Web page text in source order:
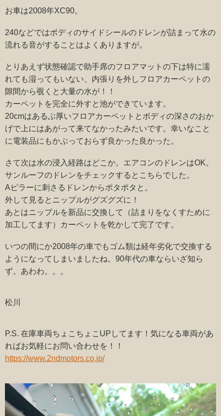
お車は2008年XC90。
240などではボディのサイドシールのドレンが詰まって水の
流れる音がすることはよくありますが。
とりあえず状態確認で助手席のフロアマットの下は特に濡
れても湿ってもいない、内張りを外しフロアカーペットの
隙間から覗くと大量の水が！！
カーペットを完全に外すと池ができています。
20cmはあるぶ厚いフロアカーペットとボディの深さのおか
げで上にはあがって来てなかったみたいです。幸いなこと
に電装品にもかぶっておらず良かった良かった。
さて次は水の浸入経路はどこか。エアコンのドレンはOK。
サンルーフのドレンをチェックするとこちらでした。
Aピラーに刺さるドレンからポタポタと。
外して見るとニップルがグズグズに！
あとはニップルを新品に交換して（詰まりをなくすために
加工してます）カーペットを乾かして完了です。
いつの間にか2008年の車でもゴム類は経年劣化で交換する
ようになってしまいましたね。90年代の車ならいざ知ら
ず。あわわ。。。
松川
P.S. 在庫車両ちょこちょこUPしてます！気になる車両があ
ればお気軽にお問い合わせを！！
https://www.2ndmotors.co.jp/